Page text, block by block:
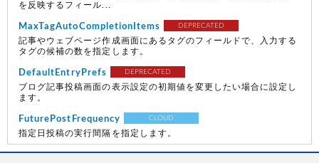
を反映するフィール...
MaxTagAutoCompletionItems DEPRECATED
記事やウェブページ作成画面にあるタグのフィールドで、入力する
タグの候補の数を指定します。
DefaultEntryPrefs DEPRECATED
ブログ記事投稿画面の表示設定の初期値を変更したい場合に設定し
ます。
FuturePostFrequency CLOUD
指定日投稿の実行間隔を指定します。